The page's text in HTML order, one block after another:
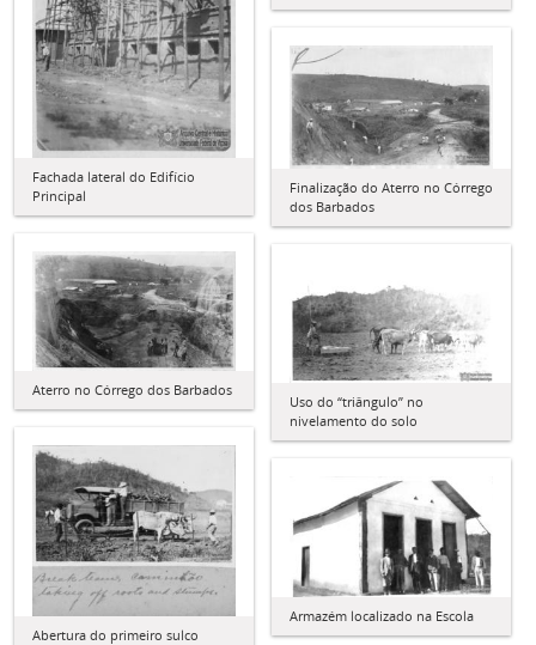
Fachada lateral do Edifício
Principal
Finalização do Aterro no Córrego
dos Barbados
Aterro no Córrego dos Barbados
Uso do “triângulo” no
nivelamento do solo
Abertura do primeiro sulco
Armazém localizado na Escola